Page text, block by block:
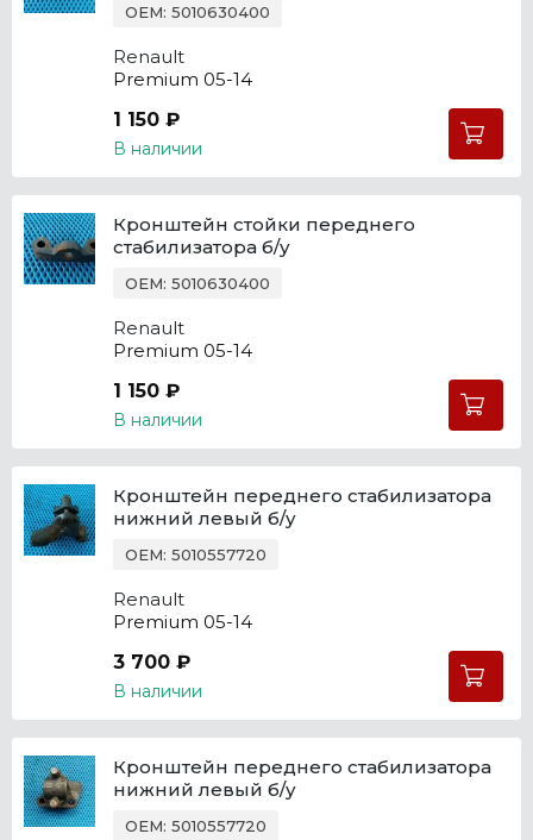
OEM: 5010630400
Renault
Premium 05-14
1 150 ₽
В наличии
Кронштейн стойки переднего
стабилизатора б/у
OEM: 5010630400
Renault
Premium 05-14
1 150 ₽
В наличии
Кронштейн переднего стабилизатора
нижний левый б/у
OEM: 5010557720
Renault
Premium 05-14
3 700 ₽
В наличии
Кронштейн переднего стабилизатора
нижний левый б/у
OEM: 5010557720